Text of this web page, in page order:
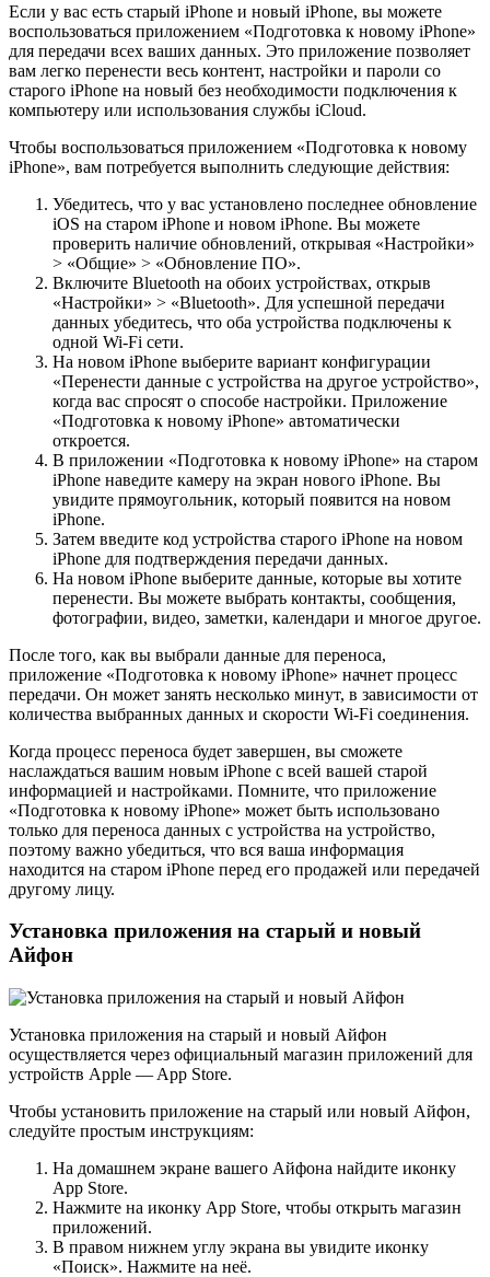
Если у вас есть старый iPhone и новый iPhone, вы можете
воспользоваться приложением «Подготовка к новому iPhone»
для передачи всех ваших данных. Это приложение позволяет
вам легко перенести весь контент, настройки и пароли со
старого iPhone на новый без необходимости подключения к
компьютеру или использования службы iCloud.
Чтобы воспользоваться приложением «Подготовка к новому
iPhone», вам потребуется выполнить следующие действия:
Убедитесь, что у вас установлено последнее обновление
iOS на старом iPhone и новом iPhone. Вы можете
проверить наличие обновлений, открывая «Настройки»
> «Общие» > «Обновление ПО».
Включите Bluetooth на обоих устройствах, открыв
«Настройки» > «Bluetooth». Для успешной передачи
данных убедитесь, что оба устройства подключены к
одной Wi-Fi сети.
На новом iPhone выберите вариант конфигурации
«Перенести данные с устройства на другое устройство»,
когда вас спросят о способе настройки. Приложение
«Подготовка к новому iPhone» автоматически
откроется.
В приложении «Подготовка к новому iPhone» на старом
iPhone наведите камеру на экран нового iPhone. Вы
увидите прямоугольник, который появится на новом
iPhone.
Затем введите код устройства старого iPhone на новом
iPhone для подтверждения передачи данных.
На новом iPhone выберите данные, которые вы хотите
перенести. Вы можете выбрать контакты, сообщения,
фотографии, видео, заметки, календари и многое другое.
После того, как вы выбрали данные для переноса,
приложение «Подготовка к новому iPhone» начнет процесс
передачи. Он может занять несколько минут, в зависимости от
количества выбранных данных и скорости Wi-Fi соединения.
Когда процесс переноса будет завершен, вы сможете
наслаждаться вашим новым iPhone с всей вашей старой
информацией и настройками. Помните, что приложение
«Подготовка к новому iPhone» может быть использовано
только для переноса данных с устройства на устройство,
поэтому важно убедиться, что вся ваша информация
находится на старом iPhone перед его продажей или передачей
другому лицу.
Установка приложения на старый и новый
Айфон
Установка приложения на старый и новый Айфон
осуществляется через официальный магазин приложений для
устройств Apple — App Store.
Чтобы установить приложение на старый или новый Айфон,
следуйте простым инструкциям:
На домашнем экране вашего Айфона найдите иконку
App Store.
Нажмите на иконку App Store, чтобы открыть магазин
приложений.
В правом нижнем углу экрана вы увидите иконку
«Поиск». Нажмите на неё.